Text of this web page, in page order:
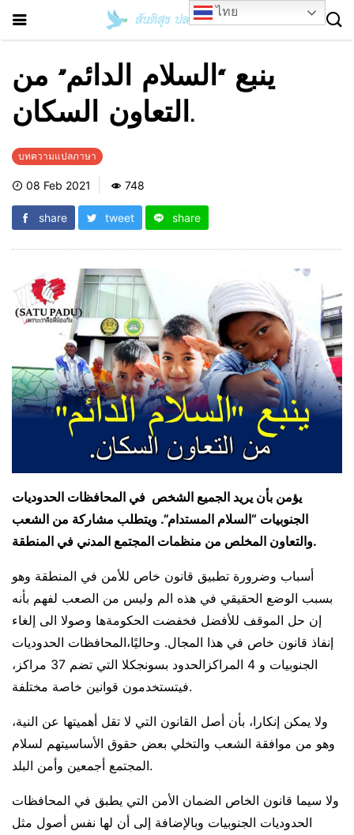
ينبع “السلام الدائم” من
التعاون السكان.
บทความแปลภาษา
08 Feb 2021 748
share tweet share
يؤمن بأن يريد الجميع الشخص في المحافظات الحدوديات
الجنوبيات “السلام المستدام”. ويتطلب مشاركة من الشعب
والتعاون المخلص من منظمات المجتمع المدني في المنطقة.
أسباب وضرورة تطبيق قانون خاص للأمن في المنطقة وهو
بسبب الوضع الحقيقي في هذه الم وليس من الصعب لفهم بأنه
إن حل الموقف للأفضل فخفضت الحكومةها وصولا الى إلغاء
إنفاذ قانون خاص في هذا المجال. وحاليًا،المحافظات الحدوديات
الجنوبيات و 4 المراكزالحدود بسونجكلا التي تضم 37 مراكز،
فيتستخدمون قوانين خاصة مختلفة.
ولا يمكن إنكارا، بأن أصل القانون التي لا تقل أهميتها عن النية،
وهو من موافقة الشعب والتخلي بعض حقوق الأساسيتهم لسلام
المجتمع أجمعين وأمن البلد.
ولا سيما قانون الخاص الضمان الأمن التي يطبق في المحافظات
الحدوديات الجنوبيات وبالإضافة إلى أن لها نفس أصول مثل
ไทย